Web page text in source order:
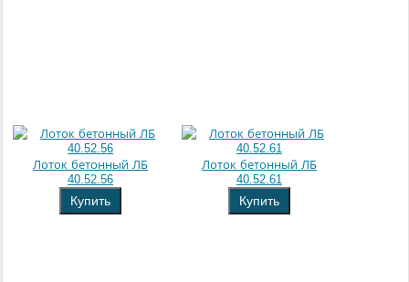
Лоток бетонный ЛБ
40.52.56
Купить
Лоток бетонный ЛБ
40.52.61
Купить